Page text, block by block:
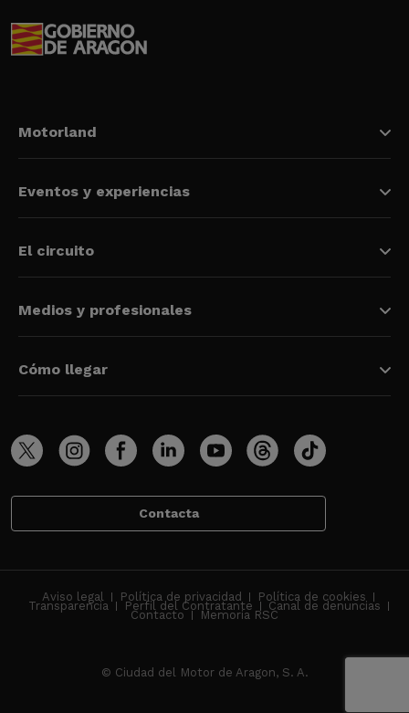
Motorland
Eventos y experiencias
El circuito
Medios y profesionales
Cómo llegar
Contacta
Aviso legal Política de privacidad Política de cookies
Transparencia Perfil del Contratante Canal de denuncias
Contacto Memoria RSC
© Ciudad del Motor de Aragon, S. A.